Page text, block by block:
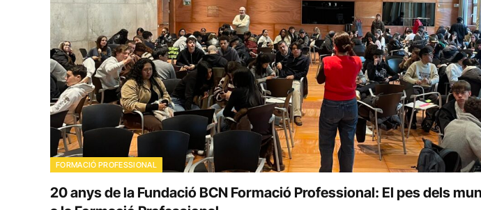
FORMACIÓ PROFESSIONAL
20 anys de la Fundació BCN Formació Professional: El pes dels